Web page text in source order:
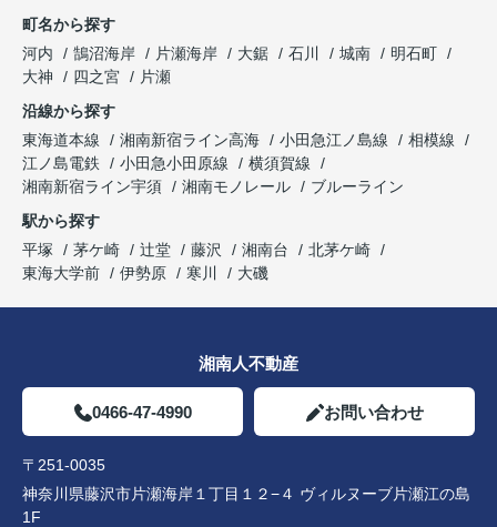
町名から探す
河内
鵠沼海岸 片瀬海岸 大鋸 石川 城南
明石町
大神
四之宮
片瀬
沿線から探す
東海道本線
湘南新宿ライン高海 小田急江ノ島線
相模線
江ノ島電鉄
小田急小田原線
横須賀線
湘南新宿ライン宇須
湘南モノレール
ブルーライン
駅から探す
平塚
茅ケ崎 辻堂 藤沢 湘南台
北茅ケ崎
東海大学前
伊勢原 寒川 大磯
湘南人不動産
0466-47-4990 お問い合わせ
〒251-0035
神奈川県藤沢市片瀬海岸１丁目１２−４ ヴィルヌーブ片瀬江の島
1F